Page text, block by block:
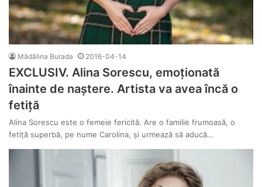
Mădălina Burada 2016-04-14
EXCLUSIV. Alina Sorescu, emoționată
înainte de naștere. Artista va avea încă o
fetiță
Alina Sorescu este o femeie fericită. Are o familie frumoasă, o
fetiță superbă, pe nume Carolina, și urmează să aducă…